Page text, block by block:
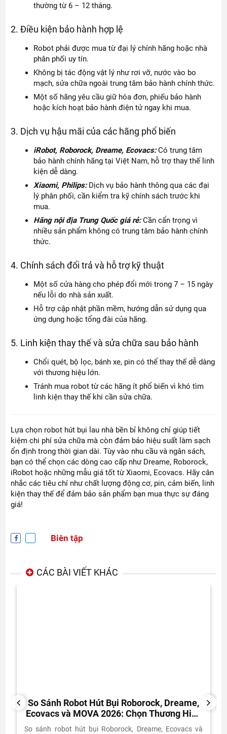
thường từ 6 – 12 tháng.
2. Điều kiện bảo hành hợp lệ
Robot phải được mua từ đại lý chính hãng hoặc nhà
phân phối uy tín.
Không bị tác động vật lý như rơi vỡ, nước vào bo
mạch, sửa chữa ngoài trung tâm bảo hành chính thức.
Một số hãng yêu cầu giữ hóa đơn, phiếu bảo hành
hoặc kích hoạt bảo hành điện tử ngay khi mua.
3. Dịch vụ hậu mãi của các hãng phổ biến
iRobot, Roborock, Dreame, Ecovacs:Có trung tâm
bảo hành chính hãng tại Việt Nam, hỗ trợ thay thế linh
kiện dễ dàng.
Xiaomi, Philips:Dịch vụ bảo hành thông qua các đại
lý phân phối, cần kiểm tra kỹ chính sách trước khi
mua.
Hãng nội địa Trung Quốc giá rẻ:Cần cẩn trọng vì
nhiều sản phẩm không có trung tâm bảo hành chính
thức.
4. Chính sách đổi trả và hỗ trợ kỹ thuật
Một số cửa hàng cho phép đổi mới trong 7 – 15 ngày
nếu lỗi do nhà sản xuất.
Hỗ trợ cập nhật phần mềm, hướng dẫn sử dụng qua
ứng dụng hoặc tổng đài của hãng.
5. Linh kiện thay thế và sửa chữa sau bảo hành
Chổi quét, bộ lọc, bánh xe, pin có thể thay thế dễ dàng
với thương hiệu lớn.
Tránh mua robot từ các hãng ít phổ biến vì khó tìm
linh kiện thay thế khi cần sửa chữa.
Lựa chọn robot hút bụi lau nhà bền bỉ không chỉ giúp tiết
kiệm chi phí sửa chữa mà còn đảm bảo hiệu suất làm sạch
ổn định trong thời gian dài. Tùy vào nhu cầu và ngân sách,
bạn có thể chọn các dòng cao cấp như Dreame, Roborock,
iRobot hoặc những mẫu giá tốt từ Xiaomi, Ecovacs. Hãy cân
nhắc các tiêu chí như chất lượng động cơ, pin, cảm biến, linh
kiện thay thế để đảm bảo sản phẩm bạn mua thực sự đáng
giá!
Biên tập
CÁC BÀI VIẾT KHÁC
PREVIOUS
So Sánh Robot Hút Bụi Roborock, Dreame,
Ecovacs và MOVA 2026: Chọn Thương Hiệu
Nào?
So sánh robot hút bụi Roborock, Dreame, Ecovacs và
NEXT